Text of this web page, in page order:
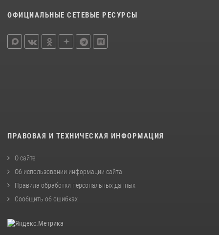
ОФИЦИАЛЬНЫЕ СЕТЕВЫЕ РЕСУРСЫ
ПРАВОВАЯ И ТЕХНИЧЕСКАЯ ИНФОРМАЦИЯ
О сайте
Об использовании информации сайта
Правила обработки персональных данных
Сообщить об ошибках